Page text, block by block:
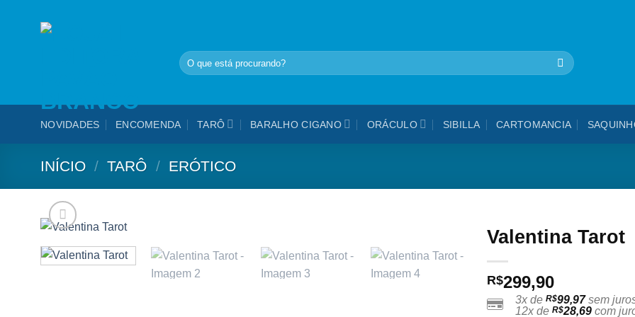
Pesquisar
por:
NOVIDADES ENCOMENDA TARÔ BARALHO CIGANO ORÁCULO SIBILLA CARTOMANCIA
INÍCIO / TARÔ / ERÓTICO
Valentina Tarot
R$299,90
3x de R$99,97sem
12x de R$28,69 com